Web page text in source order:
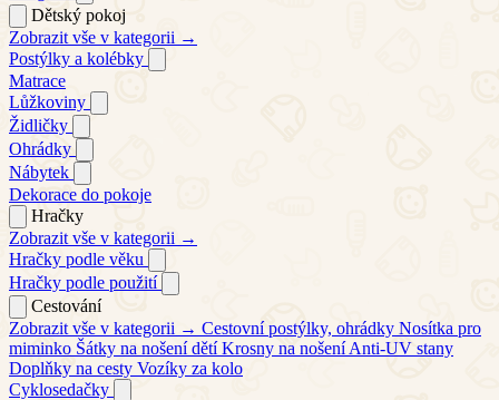
Dětský pokoj
Zobrazit vše v kategorii →
Postýlky a kolébky
Matrace
Lůžkoviny
Židličky
Ohrádky
Nábytek
Dekorace do pokoje
Hračky
Zobrazit vše v kategorii →
Hračky podle věku
Hračky podle použití
Cestování
Zobrazit vše v kategorii → Cestovní postýlky, ohrádky Nosítka pro
miminko Šátky na nošení dětí Krosny na nošení Anti-UV stany
Doplňky na cesty Vozíky za kolo
Cyklosedačky